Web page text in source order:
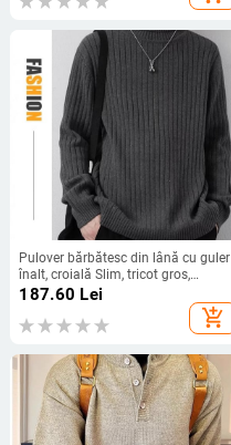
Pulover bărbătesc din lână cu guler
înalt, croială Slim, tricot gros,
mâneci lungi, margine ribată,
187.60 Lei
add_shopping_cart